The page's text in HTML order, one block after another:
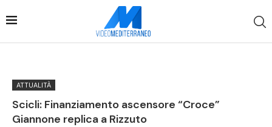
ATTUALITÀ
Scicli: Finanziamento ascensore “Croce”
Giannone replica a Rizzuto